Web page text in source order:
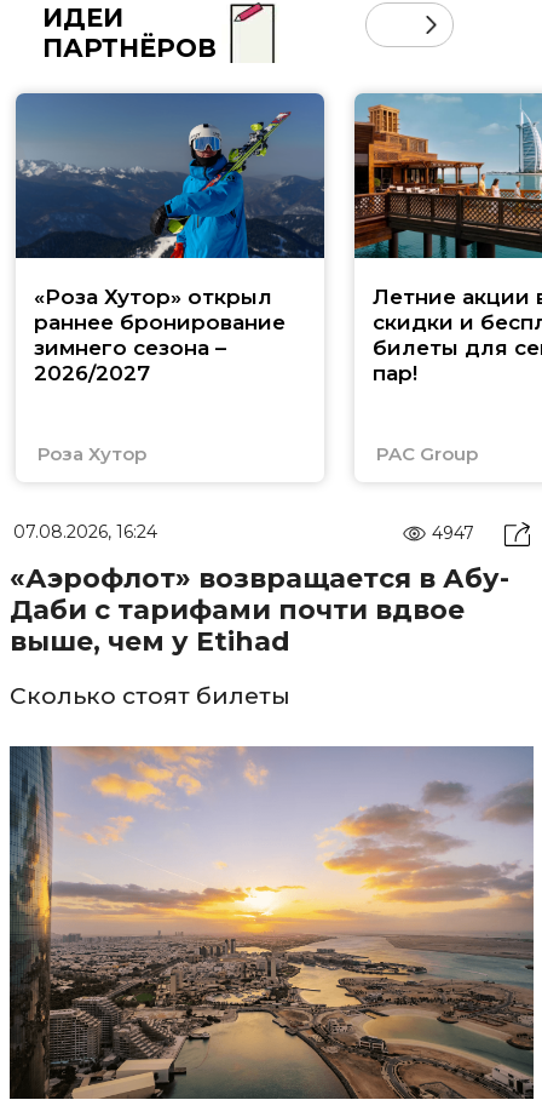
ИДЕИ
ПАРТНЁРОВ
«Роза Хутор» открыл
раннее бронирование
зимнего сезона –
2026/2027
Роза Хутор
Летние акции
скидки и
билеты для
пар!
PAC Group
07.08.2026, 16:24 4947
«Аэрофлот» возвращается в Абу-
Даби с тарифами почти вдвое
выше, чем у Etihad
Сколько стоят билеты